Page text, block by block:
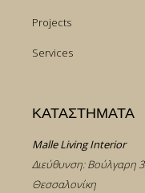
Projects
Services
ΚΑΤΑΣΤΗΜΑΤΑ
Malle Living Interior
Διεύθυνση: Βούλγαρη
Θεσσαλονίκη